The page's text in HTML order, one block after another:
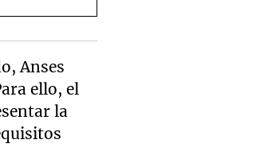
Anses
ello, el
la